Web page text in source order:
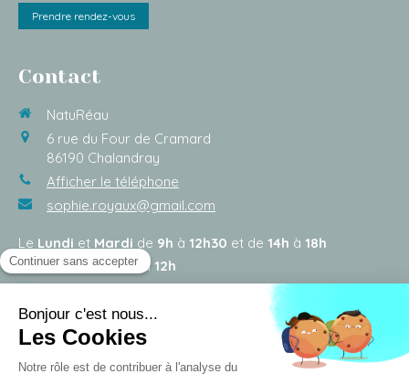
Prendre rendez-vous
Contact
NatuRéau
6 rue du Four de Cramard
86190 Chalandray
Afficher le téléphone
sophie.royaux@gmail.com
Le Lundi et Mardi de 9h à 12h30 et de 14h à 18h
LeMercredide9h à 12h
LeJeudietVendredide9hà12het de14hà18h
©2019 NatuRéau - Naturopathe Chalandray